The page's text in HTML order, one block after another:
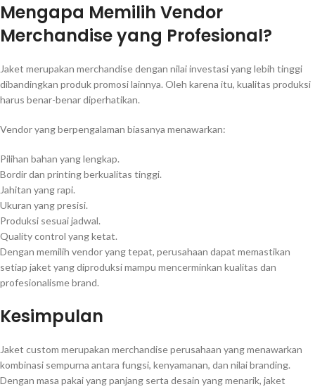
Mengapa Memilih Vendor
Merchandise yang Profesional?
Jaket merupakan merchandise dengan nilai investasi yang lebih tinggi
dibandingkan produk promosi lainnya. Oleh karena itu, kualitas produksi
harus benar-benar diperhatikan.
Vendor yang berpengalaman biasanya menawarkan:
Pilihan bahan yang lengkap.
Bordir dan printing berkualitas tinggi.
Jahitan yang rapi.
Ukuran yang presisi.
Produksi sesuai jadwal.
Quality control yang ketat.
Dengan memilih vendor yang tepat, perusahaan dapat memastikan
setiap jaket yang diproduksi mampu mencerminkan kualitas dan
profesionalisme brand.
Kesimpulan
Jaket custom merupakan merchandise perusahaan yang menawarkan
kombinasi sempurna antara fungsi, kenyamanan, dan nilai branding.
Dengan masa pakai yang panjang serta desain yang menarik, jaket